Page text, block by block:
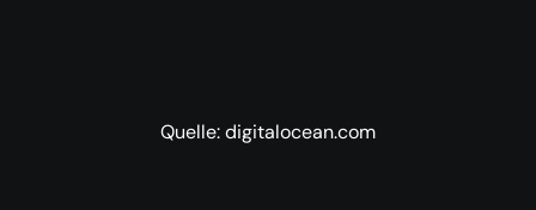
Quelle: digitalocean.com